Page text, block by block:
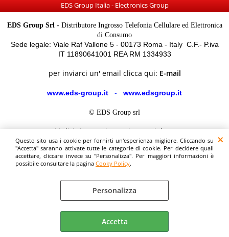
Questo sito usa i cookie per fornirti un'esperienza migliore. Cliccando su
"Accetta" saranno attivate tutte le categorie di cookie. Per decidere quali
accettare, cliccare invece su "Personalizza". Per maggiori informazioni è
possibile consultare la pagina Cooky Policy.
Personalizza
Accetta
EDS Group Italia - Electronics Group
EDS Group Srl -Distributore Ingrosso Telefonia Cellulare ed Elettronica
di Consumo
Sede legale: Viale Raf Vallone 5 - 00173 Roma - Italy C.F.- P.iva
IT 11890641001 REA RM 1334933
per inviarci un' email clicca qui: E-mail
www.eds-group.it - www.edsgroup.it
© EDS Group srl
Tutti i diritti sono riservati. Copyright 2026.
E' vietata la riproduzione anche parziale del materiale presente
in questo sito.
I marchi ed i loghi utilizzati sono di leggittima proprietà degli
aventi diritto.
Le immagini e le caratteristiche dei prodotti sono al solo
scopo illustrativo fanno fede i dettagli sul sito del costruttore.